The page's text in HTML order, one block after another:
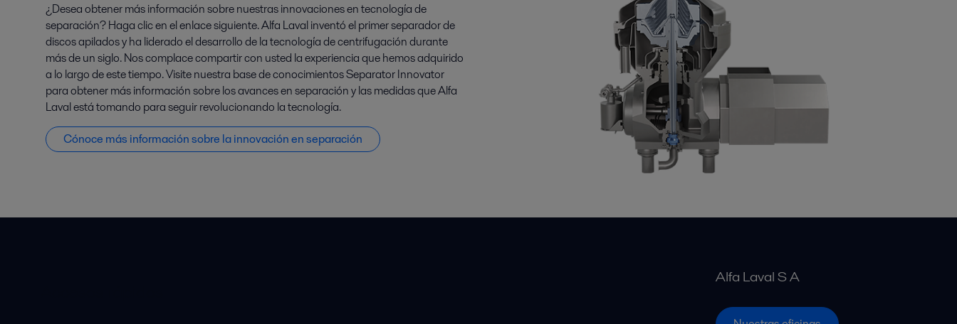
¿Desea obtener más información sobre nuestras innovaciones en tecnología de
separación? Haga clic en el enlace siguiente. Alfa Laval inventó el primer separador de
discos apilados y ha liderado el desarrollo de la tecnología de centrifugación durante
más de un siglo. Nos complace compartir con usted la experiencia que hemos adquirido
a lo largo de este tiempo. Visite nuestra base de conocimientos Separator Innovator
para obtener más información sobre los avances en separación y las medidas que Alfa
Laval está tomando para seguir revolucionando la tecnología.
Cónoce más información sobre la innovación en separación
Alfa Laval S A